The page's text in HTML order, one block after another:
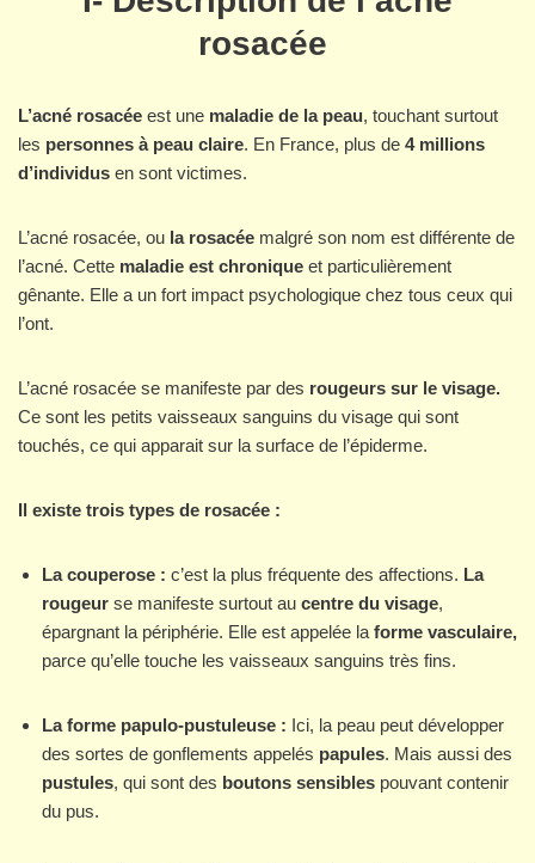
rosacée
L’acné rosacée est une maladie de la peau, touchant surtout
les personnes à peau claire. En France, plus de 4 millions
d’individus en sont victimes.
L’acné rosacée, ou la rosacée malgré son nom est différente de
l’acné. Cette maladie est chronique et particulièrement
gênante. Elle a un fort impact psychologique chez tous ceux qui
l’ont.
L’acné rosacée se manifeste par des rougeurs sur le visage.
Ce sont les petits vaisseaux sanguins du visage qui sont
touchés, ce qui apparait sur la surface de l’épiderme.
Il existe trois types de rosacée :
La couperose : c’est la plus fréquente des affections. La
rougeur se manifeste surtout au centre du visage,
épargnant la périphérie. Elle est appelée la forme vasculaire,
parce qu’elle touche les vaisseaux sanguins très fins.
La forme papulo-pustuleuse : Ici, la peau peut développer
des sortes de gonflements appelés papules. Mais aussi des
pustules, qui sont des boutons sensibles pouvant contenir
du pus.